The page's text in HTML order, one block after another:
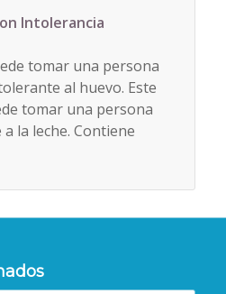
Intolerancia
tomar una persona
al huevo. Este
tomar una persona
la leche. Contiene